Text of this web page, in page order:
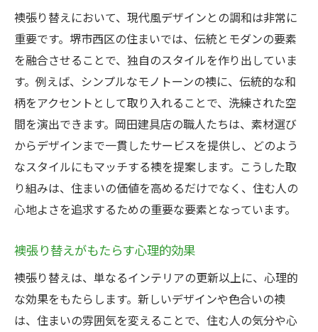
コストを抑えた効果的なリフォーム
堺市西区での施工事例とその効果
タイムリーな襖張り替えの重要性
空間リフォームで生活の質を向上
地元の素材を活用した襖選び
襖張り替えで実現する持続可能な住まい
堺市西区の襖張り替えがもたらす伝統美の再発
見
襖張り替えで伝統美を取り戻す
地域文化を反映したデザイン選択
伝統技法を次世代へ継承
堺市西区の伝統的な襖デザイン
伝統美と現代のニーズの融合
襖張り替えにおいて、現代風デザインとの調和は非常に
重要です。堺市西区の住まいでは、伝統とモダンの要素
を融合させることで、独自のスタイルを作り出していま
す。例えば、シンプルなモノトーンの襖に、伝統的な和
柄をアクセントとして取り入れることで、洗練された空
間を演出できます。岡田建具店の職人たちは、素材選び
からデザインまで一貫したサービスを提供し、どのよう
なスタイルにもマッチする襖を提案します。こうした取
り組みは、住まいの価値を高めるだけでなく、住む人の
心地よさを追求するための重要な要素となっています。
襖張り替えがもたらす心理的効果
襖張り替えは、単なるインテリアの更新以上に、心理的
な効果をもたらします。新しいデザインや色合いの襖
は、住まいの雰囲気を変えることで、住む人の気分や心